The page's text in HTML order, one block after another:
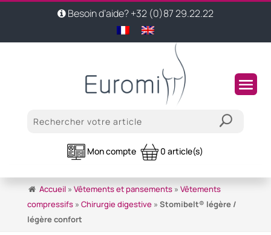
Besoin d’aide? +32 (0)87 29.22.22
Mon compte 0 article(s)
Accueil» Vêtements et pansements» Vêtements
compressifs» Chirurgie digestive » Stomibelt® légère /
légère confort